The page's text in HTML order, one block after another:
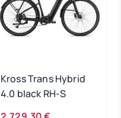
Kross Trans Hybrid
4.0 black RH-S